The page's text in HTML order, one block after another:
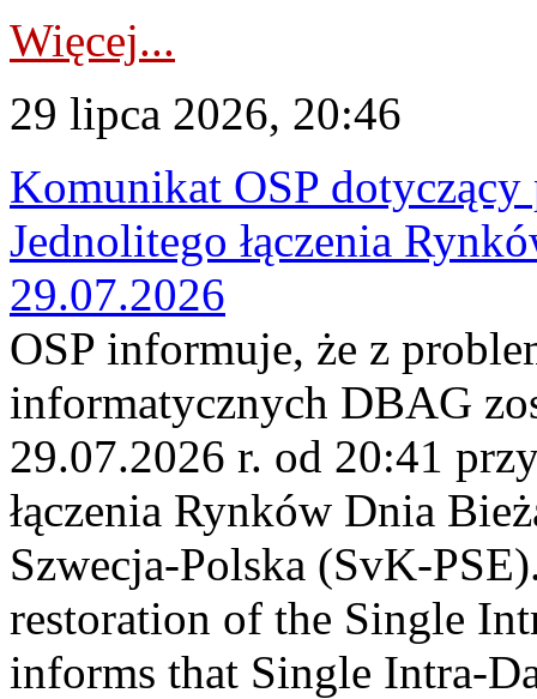
Więcej...
29 lipca 2026, 20:46
Komunikat OSP
Jednolitego łączenia
29.07.2026
OSP informuje, że z
informatycznych DBAG
29.07.2026 r. od 20:41
łączenia Rynków Dnia
Szwecja-Polska (SvK-
restoration of the Single
informs that Single Intra-